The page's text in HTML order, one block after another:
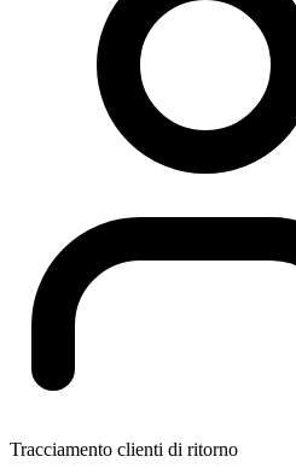
Tracciamento clienti di ritorno